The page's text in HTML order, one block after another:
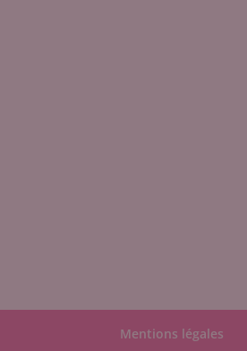
Mentions légales